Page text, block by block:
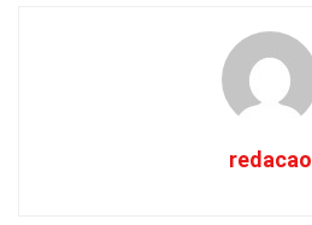
redacao